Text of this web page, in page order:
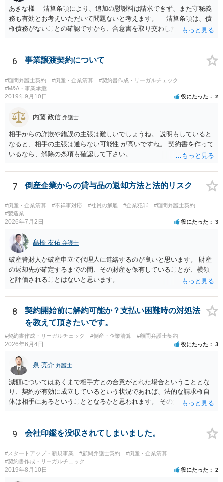
あきな様 清算条項により、追加の慰謝料は請求できず、また守秘義
務も有効とお考えいただいて問題ないと考えます。 清算条項は、債
権債務がないことの確認ですから、合意書を取り交わした後に生じた
方との関係についてのものですから、その後関係が原因で離婚に至っ
ても清算条項の適用範囲内と考えます。 守秘義務については、基
本的には有効期間を定めていない場合、義務が続くとお考えいただい
て差し支えないと考えます。外部へ漏らすようなことがあれば、守秘
義務違反での損害賠償請求も考えられます。
6 事業譲渡契約について
#顧問弁護士契約 #倒産・企業清算
#契約書作成・リーガルチェック
#M&A・事業承継
2019年9月10日 役にたった 2
内藤 政信 弁護士
相手からの詐欺や錯誤の主張は難しいでしょうね。 説明もしていると
なると、相手の主張は通らない可能性 が高いですね。 契約書を作って
いるなら、解除の条項も確認して下さい。
7 倒産企業からの貸与品の返却方法と法的リスク
#倒産・企業清算 #不祥事対応 #社員の解雇 #企業犯罪
#顧問弁護士契約
#製造業
2026年7月2日 役にたった 3
髙橋 友佑 弁護士
破産管財人か破産申立て代理人に連絡するのが良いと思います。 財産
の返却先が確定するまでの間、その財産を保有していることが、横領
と評価されることはないと思います。
8
契約開始前に解約可能か？支払い困難時の対処法
を教えて頂きたいです。
#契約書作成・リーガルチェック #倒産・企業清算 #顧問弁護士契約
2026年6月4日 役にたった 3
泉 亮介 弁護士
減額についてはあくまで相手方との合意がとれた場合ということとな
り、契約が有効に成立しているという状況であれば、法的な請求権自
体は相手にあるということとなるかと思われます。 そのため、交渉に
れます。
9 会社印鑑を没収されてしまいました。
#スタートアップ・新規事業 #顧問弁護士契約
#倒産・企業清算
#契約書作成・リーガルチェック
2019年8月10日 役にたった 2